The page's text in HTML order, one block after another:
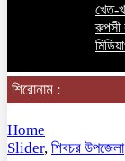
খেত-
রুপসী
শিরোনাম :
Home
Slider, শিবচর উপজেলা